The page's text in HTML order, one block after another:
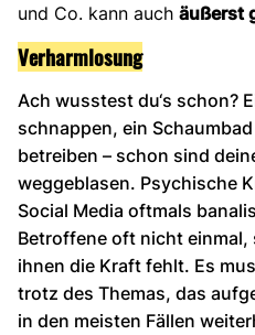
und Co. kann auch äußerst
Verharmlosung
Ach wusstest du‘s schon?
schnappen, ein
betreiben – schon sind
weggeblasen. Psychische
Social Media oftmals
Betroffene oft nicht
ihnen die Kraft fehlt. Es
trotz des Themas, das
in den meisten Fällen